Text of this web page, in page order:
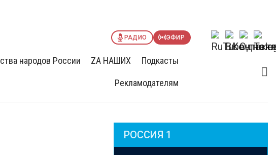
РАДИО ЭФИР
народов России ZА НАШИХ Подкасты
Рекламодателям
РОССИЯ 1